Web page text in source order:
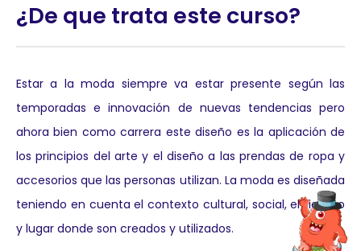
¿De que trata este curso?
Estar a la moda siempre va estar presente según las
temporadas e innovación de nuevas tendencias pero
ahora bien como carrera este diseño es la aplicación de
los principios del arte y el diseño a las prendas de ropa y
accesorios que las personas utilizan. La moda es diseñada
teniendo en cuenta el contexto cultural, social, el tiempo
y lugar donde son creados y utilizados.